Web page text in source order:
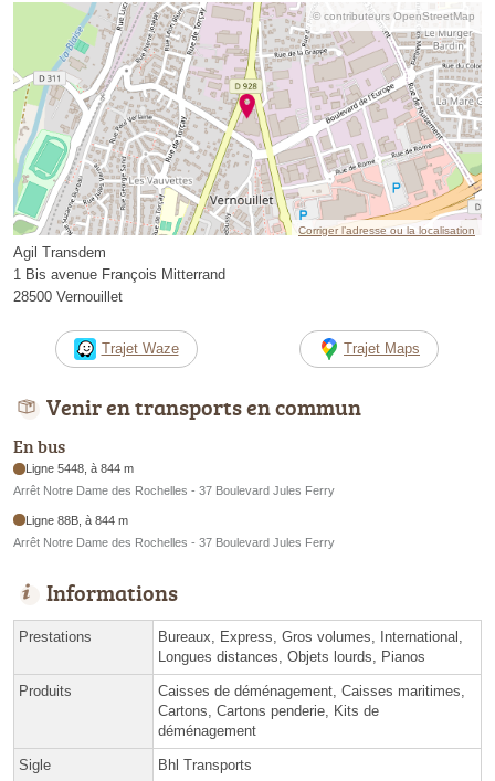
© contributeurs OpenStreetMap
Corriger l’adresse ou la localisation
Agil Transdem
1 Bis avenue François Mitterrand
28500 Vernouillet
Trajet Waze Trajet Maps
Venir en transports en commun
En bus
Ligne 5448, à 844 m
Arrêt Notre Dame des Rochelles - 37 Boulevard Jules Ferry
Ligne 88B, à 844 m
Arrêt Notre Dame des Rochelles - 37 Boulevard Jules Ferry
Informations
Prestations
Bureaux, Express, Gros volumes, International,
Longues distances, Objets lourds, Pianos
Produits
Caisses de déménagement, Caisses maritimes,
Cartons, Cartons penderie, Kits de
déménagement
Sigle Bhl Transports